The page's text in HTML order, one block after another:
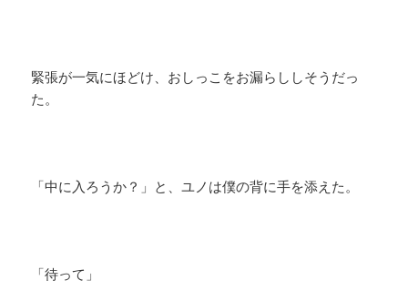
緊張が一気にほどけ、おしっこをお漏らししそうだっ
た。
「中に入ろうか？」と、ユノは僕の背に手を添えた。
「待って」